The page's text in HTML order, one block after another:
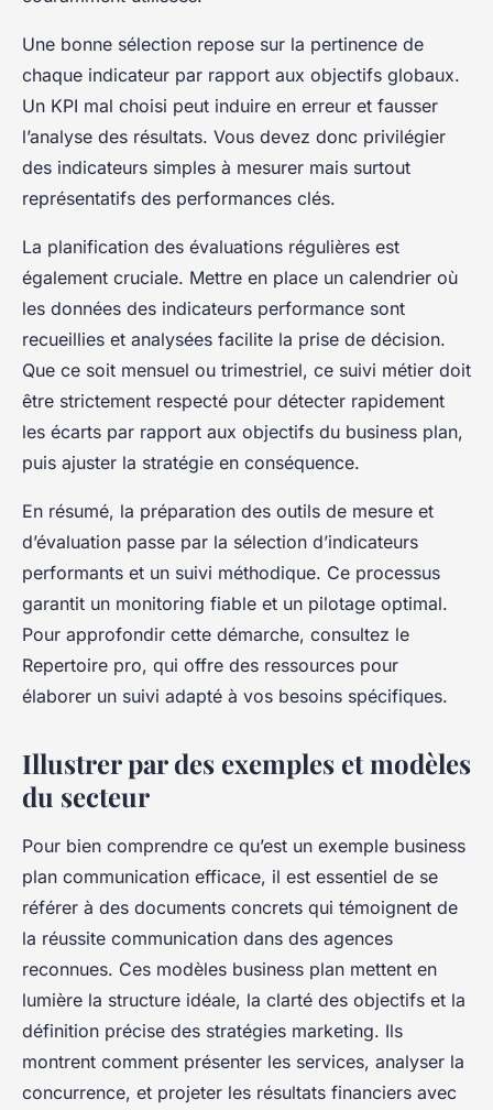
Une bonne sélection repose sur la pertinence de
chaque indicateur par rapport aux objectifs globaux.
Un KPI mal choisi peut induire en erreur et fausser
l’analyse des résultats. Vous devez donc privilégier
des indicateurs simples à mesurer mais surtout
représentatifs des performances clés.
La planification des évaluations régulières est
également cruciale. Mettre en place un calendrier où
les données des indicateurs performance sont
recueillies et analysées facilite la prise de décision.
Que ce soit mensuel ou trimestriel, ce suivi métier doit
être strictement respecté pour détecter rapidement
les écarts par rapport aux objectifs du business plan,
puis ajuster la stratégie en conséquence.
En résumé, la préparation des outils de mesure et
d’évaluation passe par la sélection d’indicateurs
performants et un suivi méthodique. Ce processus
garantit un monitoring fiable et un pilotage optimal.
Pour approfondir cette démarche, consultez le
Repertoire pro, qui offre des ressources pour
élaborer un suivi adapté à vos besoins spécifiques.
Illustrer par des exemples et modèles
du secteur
Pour bien comprendre ce qu’est un exemple business
plan communication efficace, il est essentiel de se
référer à des documents concrets qui témoignent de
la réussite communication dans des agences
reconnues. Ces modèles business plan mettent en
lumière la structure idéale, la clarté des objectifs et la
définition précise des stratégies marketing. Ils
montrent comment présenter les services, analyser la
concurrence, et projeter les résultats financiers avec